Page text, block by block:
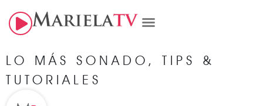
LO MÁS SONADO , TIPS &
TUTORIALES